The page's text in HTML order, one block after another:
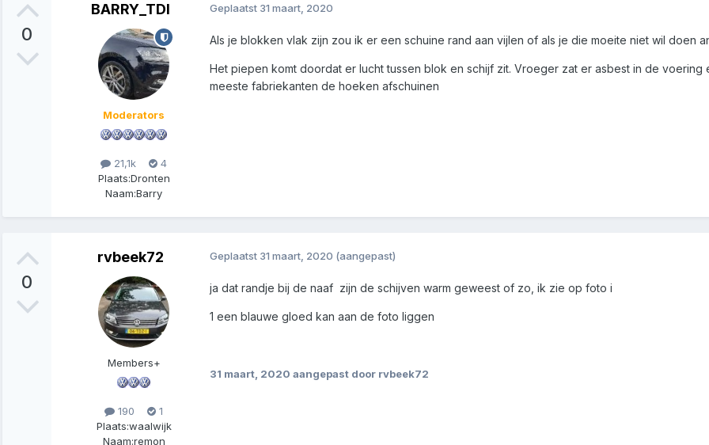
0
BARRY_TDI
Moderators
21,1k
4
Plaats:Dronten
Naam:Barry
Geplaatst 31 maart, 2020
Als je blokken vlak zijn zou ik er een schuine rand aan vijlen of als je die moeite niet wil doen
Het piepen komt doordat er lucht tussen blok en schijf zit. Vroeger zat er asbest in de voering
meeste fabriekanten de hoeken afschuinen
0
rvbeek72
Members+
190
1
Plaats:waalwijk
Naam:remon
Geplaatst 31 maart, 2020 (aangepast)
ja dat randje bij de naaf zijn de schijven warm geweest of zo, ik zie op foto i
1 een blauwe gloed kan aan de foto liggen
31 maart, 2020 aangepast door rvbeek72